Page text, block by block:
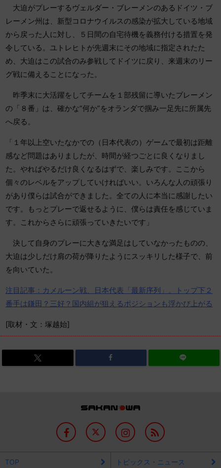
大迫がプレーするヴェルダー・ブレーメンのあるドイツ・ブ
レーメン州は、新型コロナウイルスの感染が拡大している地域
から戻った人に対し、５日間の自宅待機を義務付ける措置を発
令している。ユトレヒトが先週末にその地域に指定されたた
め、大迫はこの試合のみ参戦してドイツに戻り、来週末のリー
グ戦に備えることになった。
昨季末に大活躍をしてチームを１部残留に導いたブレーメン
の「８番」は、確かな“何か”をオランダで掴み一足先に所属先
へ戻る。
「１年以上空いたなかでの（日本代表の）ゲームで最初は距離
感など問題はありましたが、時間が経つごとに良くなりまし
た。やればやるだけ良くなるはずで、楽しみです。ここから
個々のレベルをアップしていければいい。いろんな人の頑張り
があり僕らは試合ができました。全ての人に本当に感謝したい
です。もっとプレーで返せるように、僕らは責任を感じていま
す。これからさらに頑張っていきたいです」
決して自身のプレーに大きな満足はしていなかったものの、
大迫は少しだけ肩の荷が降りたようにスッキリした様子で、前
を向いていた。
注目記事：カメルーン戦、日本代表「最新序列」。トップ下２
番手は鎌田？三好？国内組が狙えるポジションも浮かび上がる
[取材・文：塚越始]
TOP トピックス・ニュース